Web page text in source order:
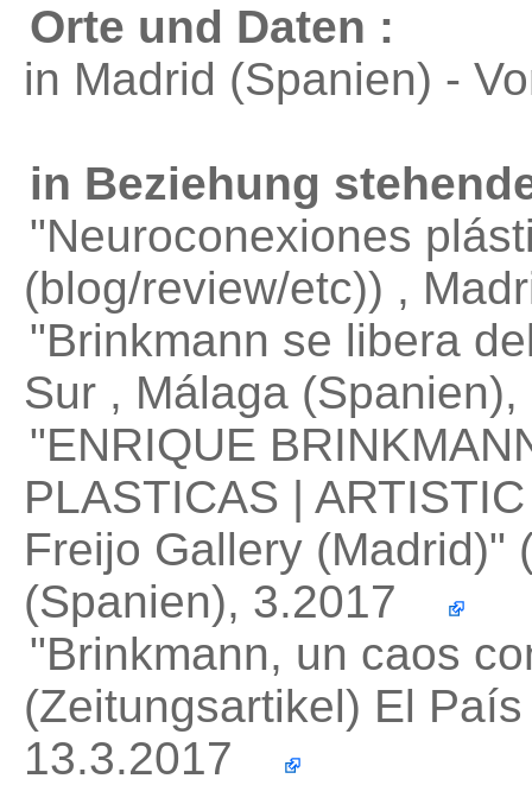
Orte und Daten :
in Madrid (Spanien) -
in Beziehung
"Neuroconexiones
(blog/review/etc)) ,
"Brinkmann se libera
Sur , Málaga
"ENRIQUE
PLASTICAS |
Freijo Gallery (Madrid)"
(Spanien), 3.2017
"Brinkmann, un caos
(Zeitungsartikel) El
13.3.2017